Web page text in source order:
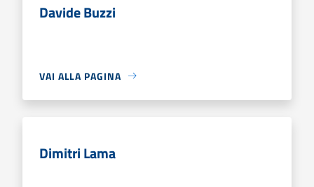
Davide Buzzi
VAI ALLA PAGINA
Dimitri Lama